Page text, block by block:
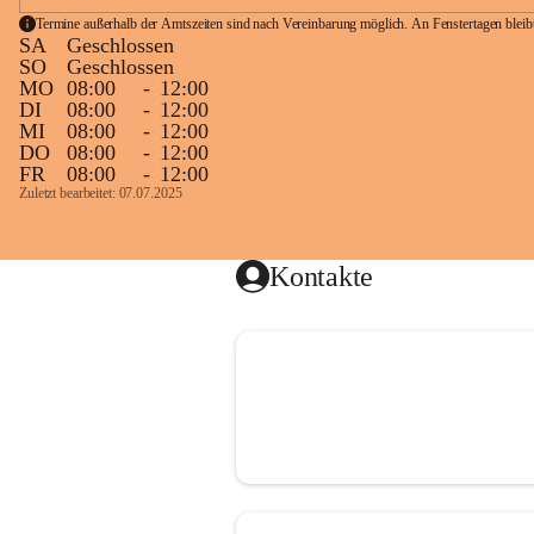
Termine außerhalb der Amtszeiten sind nach Vereinbarung möglich. An Fenstertagen
SA
Geschlossen
SO
Geschlossen
MO 08:00 - 12:00
DI
08:00 - 12:00
MI
08:00 - 12:00
DO
08:00 - 12:00
FR
08:00 - 12:00
Zuletzt bearbeitet: 07.07.2025
Kontakte